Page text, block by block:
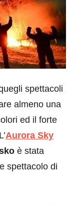
spettacoli
almeno una
ed il forte
Aurora Sky
è stata
spettacolo di